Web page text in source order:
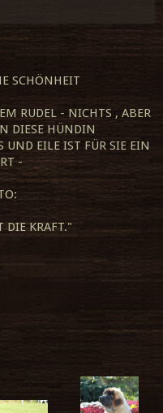
SCHÖNHEIT
RUDEL - NICHTS , ABER
DIESE HÜNDIN
UND EILE IST FÜR SIE EIN
-
DIE KRAFT."